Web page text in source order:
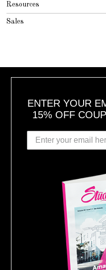
Resources
Sales
ENTER YOUR
15% OFF